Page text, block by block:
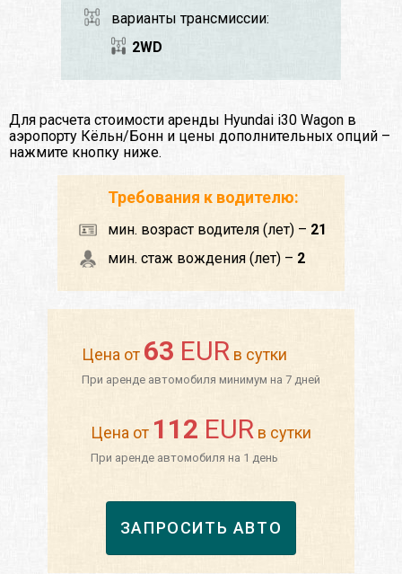
варианты трансмиссии:
2WD
Для расчета стоимости аренды Hyundai i30 Wagon в
аэропорту Кёльн/Бонн и цены дополнительных опций –
нажмите кнопку ниже.
Требования к водителю:
мин. возраст водителя (лет) – 21
мин. стаж вождения (лет) – 2
Цена от 63 EUR в сутки
При аренде автомобиля минимум на 7 дней
Цена от 112 EUR в сутки
При аренде автомобиля на 1 день
ЗАПРОСИТЬ АВТО